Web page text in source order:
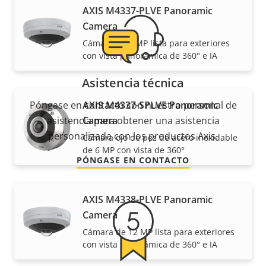
AXIS M4337-PLVE Panoramic
Camera
Cámara de 6 MP lista para exteriores
con vista panorámica de 360° e IA
AXIS M4337-SPLVE Panoramic
Camera
Cámara ojo de pez de acero inoxidable
de 6 MP con vista de 360°
AXIS M4338-PLVE Panoramic
Camera
Cámara de 12 MP lista para exteriores
con vista panorámica de 360° e IA
Asistencia técnica
Póngase en contacto con nuestro personal de
asistencia para obtener una asistencia
personalizada con los productos Axis.
PÓNGASE EN CONTACTO